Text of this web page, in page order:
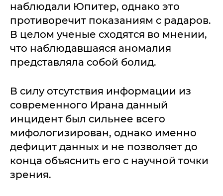
наблюдали Юпитер, однако это
противоречит показаниям с радаров.
В целом ученые сходятся во мнении,
что наблюдавшаяся аномалия
представляла собой болид.
В силу отсутствия информации из
современного Ирана данный
инцидент был сильнее всего
мифологизирован, однако именно
дефицит данных и не позволяет до
конца объяснить его с научной точки
зрения.